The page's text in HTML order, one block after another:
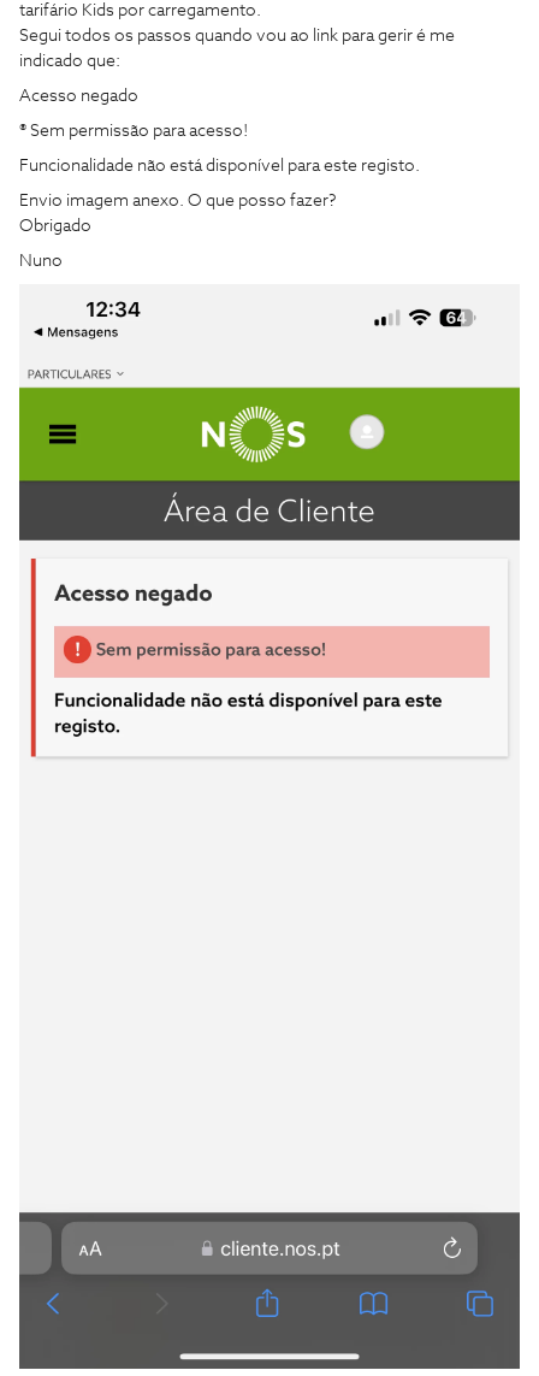
tarifário Kids por carregamento.
Segui todos os passos quando vou ao link para gerir é me
indicado que:
Acesso negado
® Sem permissão para acesso!
Funcionalidade não está disponível para este registo.
Envio imagem anexo. O que posso fazer?
Obrigado
Nuno